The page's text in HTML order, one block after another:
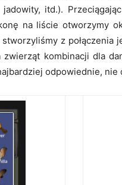
itd.).
na liście otworzymy
z
kombinacji dla
odpowiednie, nie